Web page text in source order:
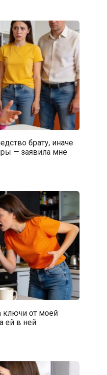
брату, иначе
— заявила мне
ключи от моей
ей в ней